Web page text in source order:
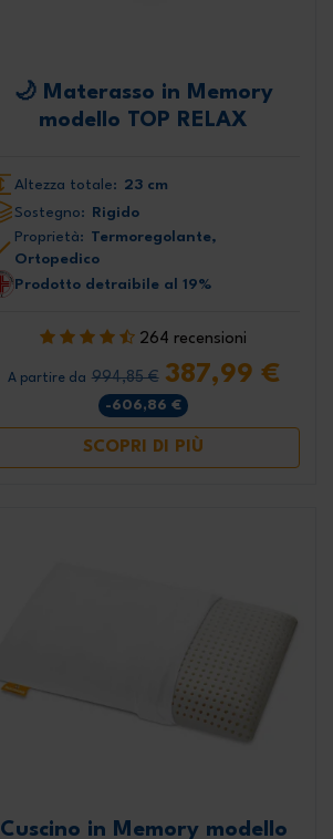
🌙 Materasso in Memory
modello TOP RELAX
Altezza totale: 23 cm
Sostegno: Rigido
Proprietà: Termoregolante,
Ortopedico
Prodotto detraibile al 19%
264 recensioni
A partire da 994,85 € 387,99 €
-606,86 €
SCOPRI DI PIÙ
Cuscino in Memory modello